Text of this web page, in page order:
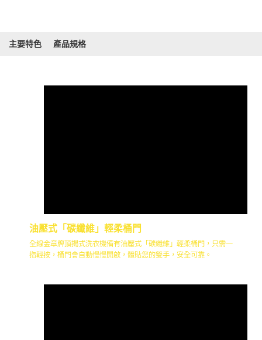
主要特色 產品規格
油壓式「碳纖維」輕柔桶門
全線金章牌頂揭式洗衣機備有油壓式「碳纖維」輕柔桶門，只需一
指輕按，桶門會自動慢慢開啟，體貼您的雙手，安全可靠。